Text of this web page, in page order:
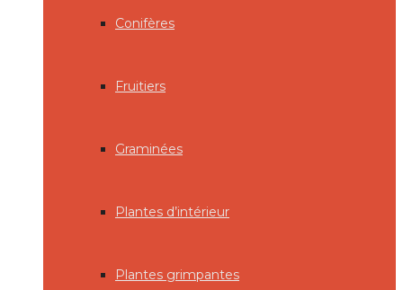
Conifères
Fruitiers
Graminées
Plantes d’intérieur
Plantes grimpantes